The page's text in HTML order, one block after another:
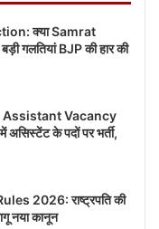
क्या Samrat
गलतियां BJP की हार की
Vacancy
असिस्टेंट के पदों पर भर्ती,
2026: राष्ट्रपति की
नया कानून